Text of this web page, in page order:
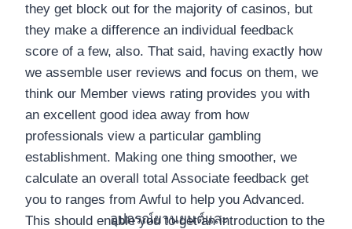
อุปกรณ์ยานยนต์และ
they get block out for the majority of casinos, but
they make a difference an individual feedback
score of a few, also. That said, having exactly how
we assemble user reviews and focus on them, we
think our Member views rating provides you with
an excellent good idea away from how
professionals view a particular gambling
establishment. Making one thing smoother, we
calculate an overall total Associate feedback get
you to ranges from Awful to help you Advanced.
This should enable you to get an introduction to the